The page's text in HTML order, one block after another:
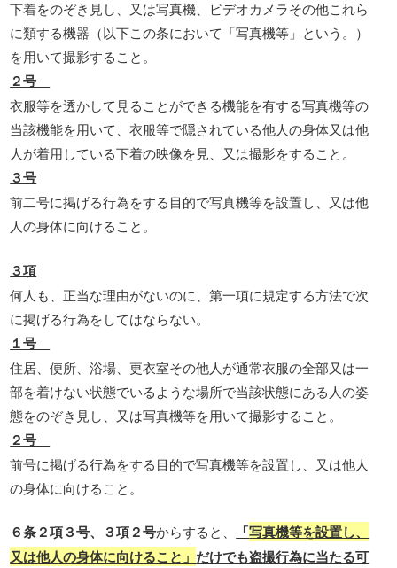
下着をのぞき見し、又は写真機、ビデオカメラその他これら
に類する機器（以下この条において「写真機等」という。）
を用いて撮影すること。
２号
衣服等を透かして見ることができる機能を有する写真機等の
当該機能を用いて、衣服等で隠されている他人の身体又は他
人が着用している下着の映像を見、又は撮影をすること。
３号
前二号に掲げる行為をする目的で写真機等を設置し、又は他
人の身体に向けること。
３項
何人も、正当な理由がないのに、第一項に規定する方法で次
に掲げる行為をしてはならない。
１号
住居、便所、浴場、更衣室その他人が通常衣服の全部又は一
部を着けない状態でいるような場所で当該状態にある人の姿
態をのぞき見し、又は写真機等を用いて撮影すること。
２号
前号に掲げる行為をする目的で写真機等を設置し、又は他人
の身体に向けること。
６条２項３号、３項２号からすると、 「写真機等を設置し、
又は他人の身体に向けること」 だけでも盗撮行為に当たる可